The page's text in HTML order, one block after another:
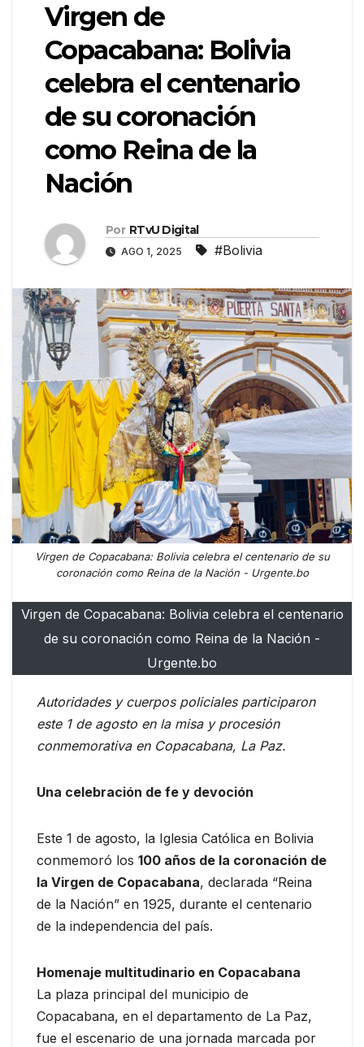
Virgen de
Copacabana: Bolivia
celebra el centenario
de su coronación
como Reina de la
Nación
Por RTvU Digital
AGO 1, 2025 #Bolivia
Virgen de Copacabana: Bolivia celebra el centenario de su
coronación como Reina de la Nación - Urgente.bo
Virgen de Copacabana: Bolivia celebra el centenario
de su coronación como Reina de la Nación -
Urgente.bo
Autoridades y cuerpos policiales participaron
este 1 de agosto en la misa y procesión
conmemorativa en Copacabana, La Paz.
Una celebración de fe y devoción
Este 1 de agosto, la Iglesia Católica en Bolivia
conmemoró los 100 años de la coronación de
la Virgen de Copacabana, declarada “Reina
de la Nación” en 1925, durante el centenario
de la independencia del país.
Homenaje multitudinario en Copacabana
La plaza principal del municipio de
Copacabana, en el departamento de La Paz,
fue el escenario de una jornada marcada por